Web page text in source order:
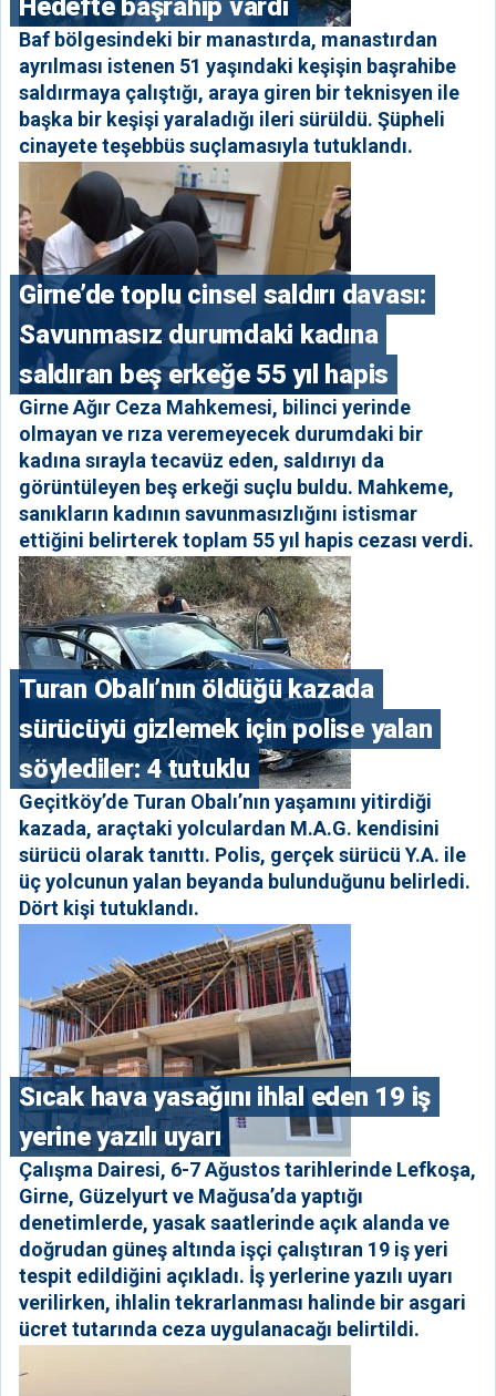
Hedefte başrahip vardı
Baf bölgesindeki bir manastırda, manastırdan
ayrılması istenen 51 yaşındaki keşişin başrahibe
saldırmaya çalıştığı, araya giren bir teknisyen ile
başka bir keşişi yaraladığı ileri sürüldü. Şüpheli
cinayete teşebbüs suçlamasıyla tutuklandı.
Girne’de toplu cinsel saldırı davası:
Savunmasız durumdaki kadına
saldıran beş erkeğe 55 yıl hapis
Girne Ağır Ceza Mahkemesi, bilinci yerinde
olmayan ve rıza veremeyecek durumdaki bir
kadına sırayla tecavüz eden, saldırıyı da
görüntüleyen beş erkeği suçlu buldu. Mahkeme,
sanıkların kadının savunmasızlığını istismar
ettiğini belirterek toplam 55 yıl hapis cezası verdi.
Turan Obalı’nın öldüğü kazada
sürücüyü gizlemek için polise yalan
söylediler: 4 tutuklu
Geçitköy’de Turan Obalı’nın yaşamını yitirdiği
kazada, araçtaki yolculardan M.A.G. kendisini
sürücü olarak tanıttı. Polis, gerçek sürücü Y.A. ile
üç yolcunun yalan beyanda bulunduğunu belirledi.
Dört kişi tutuklandı.
Sıcak hava yasağını ihlal eden 19 iş
yerine yazılı uyarı
Çalışma Dairesi, 6-7 Ağustos tarihlerinde Lefkoşa,
Girne, Güzelyurt ve Mağusa’da yaptığı
denetimlerde, yasak saatlerinde açık alanda ve
doğrudan güneş altında işçi çalıştıran 19 iş yeri
tespit edildiğini açıkladı. İş yerlerine yazılı uyarı
verilirken, ihlalin tekrarlanması halinde bir asgari
ücret tutarında ceza uygulanacağı belirtildi.